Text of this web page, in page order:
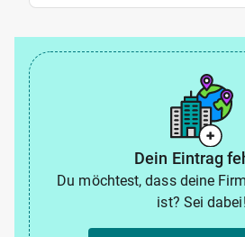
Dein Eintrag
Du möchtest, dass deine
ist? Sei dabei!